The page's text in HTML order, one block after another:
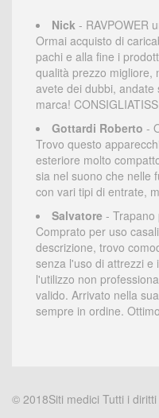
Nick - RAVPOWER
Ormai acquisto di
pachi e alla fine i
qualità prezzo migliore,
avete dei dubbi,
marca!
Gottardi Roberto -
Trovo questo
esteriore molto
sia nel suono che nelle
con vari tipi di entrate,
Salvatore - Trapano
Comprato per uso
descrizione, trovo
senza l'uso di attrezzi e
l'utilizzo non
valido. Arrivato nella
sempre in ordine.
© 2018Siti medici Tutti i